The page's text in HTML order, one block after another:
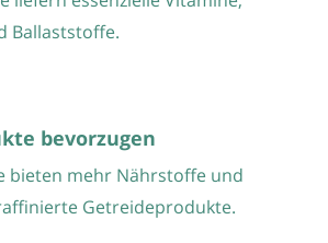
Ballaststoffe.
bevorzugen
bieten mehr Nährstoffe und
Getreideprodukte.